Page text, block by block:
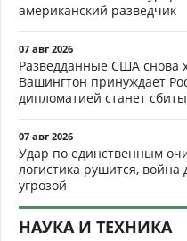
американский разведчик
07 авг 2026
Разведданные США снова
Вашингтон принуждает
дипломатией станет
07 авг 2026
Удар по единственным
логистика рушится,
угрозой
НАУКА И ТЕХНИКА